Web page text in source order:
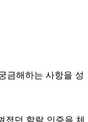
금해하는 사항을 성
졌던 할랄 인증을 체